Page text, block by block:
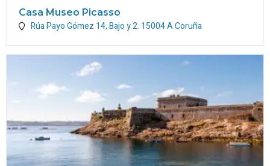
Casa Museo Picasso
Rúa Payo Gómez 14, Bajo y 2. 15004A Coruña